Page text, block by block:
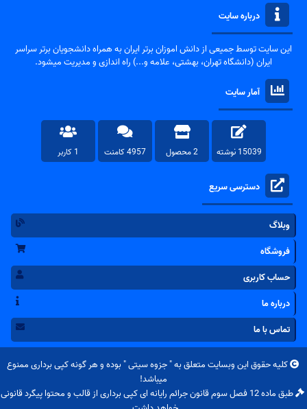
درباره سایت
این سایت توسط جمیعی از دانش اموزان برتر ایران به همراه دانشجویان برتر سراسر
ایران (دانشگاه تهران، بهشتی، علامه و...) راه اندازی و مدیریت میشود.
آمار سایت
15039 نوشته 2 محصول 4957 کامنت 1 کاربر
دسترسی سریع
وبلاگ
فروشگاه
حساب کاربری
درباره ما
تماس با ما
کلیه حقوق این وبسایت متعلق به "جزوه سیتی" بوده و هر گونه کپی برداری ممنوع
میباشد!
طبق ماده 12 فصل سوم قانون جرائم رایانه ای کپی برداری از قالب و محتوا پیگرد قانونی